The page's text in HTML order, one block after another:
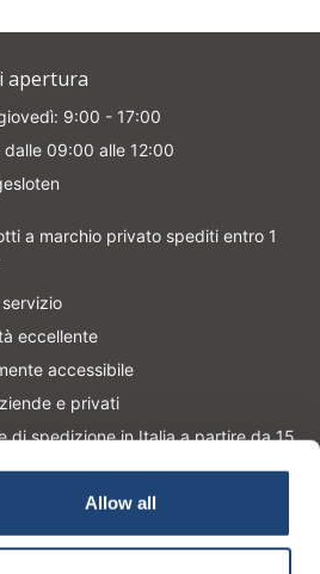
Allow all
apertura
9:00 - 17:00
dalle 09:00 alle 12:00
a marchio privato spediti entro 1
servizio
eccellente
accessibile
e privati
di spedizione in Italia a partire da 15
of omschrijving hoe u het